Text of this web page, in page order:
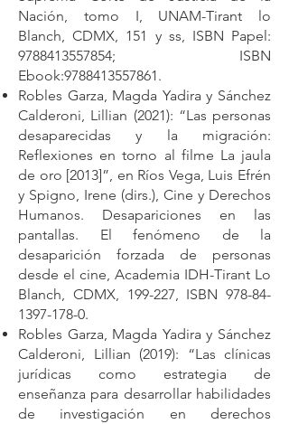
Nación, tomo I, UNAM-Tirant lo
Blanch, CDMX, 151 y ss, ISBN Papel:
9788413557854; ISBN
Ebook:9788413557861.
Robles Garza, Magda Yadira y Sánchez
Calderoni, Lillian (2021): “Las personas
desaparecidas y la migración:
Reflexiones en torno al filme La jaula
de oro [2013]”, en Ríos Vega, Luis Efrén
y Spigno, Irene (dirs.), Cine y Derechos
Humanos. Desapariciones en las
pantallas. El fenómeno de la
desaparición forzada de personas
desde el cine, Academia IDH-Tirant Lo
Blanch, CDMX, 199-227, ISBN 978-84-
1397-178-0.
Robles Garza, Magda Yadira y Sánchez
Calderoni, Lillian (2019): “Las clínicas
jurídicas como estrategia de
enseñanza para desarrollar habilidades
de investigación en derechos